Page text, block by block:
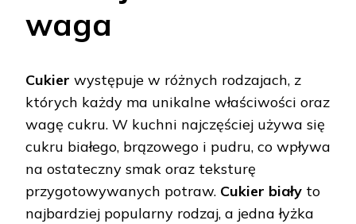
waga
Cukier występuje w różnych rodzajach, z
których każdy ma unikalne właściwości oraz
wagę cukru. W kuchni najczęściej używa się
cukru białego, brązowego i pudru, co wpływa
na ostateczny smak oraz teksturę
przygotowywanych potraw. Cukier biały to
najbardziej popularny rodzaj, a jedna łyżka